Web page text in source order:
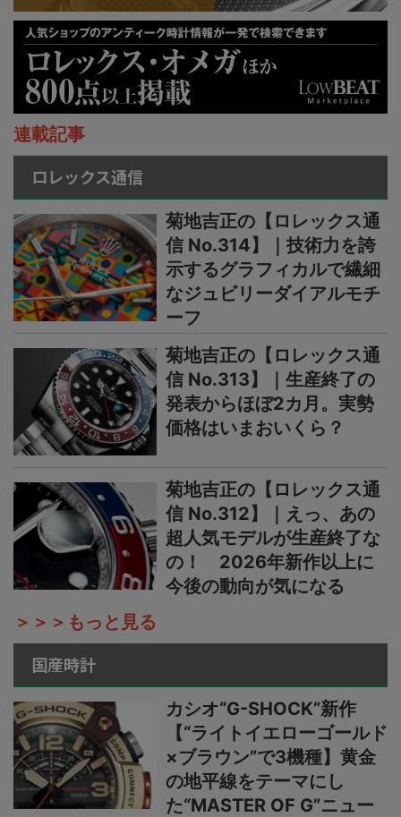
連載記事
ロレックス通信
菊地吉正の【ロレックス通
信 No.314】｜技術力を誇
示するグラフィカルで繊細
なジュビリーダイアルモチ
ーフ
菊地吉正の【ロレックス通
信 No.313】｜生産終了の
発表からほぼ2カ月。実勢
価格はいまおいくら？
菊地吉正の【ロレックス通
信 No.312】｜えっ、あの
超人気モデルが生産終了な
の！ 2026年新作以上に
今後の動向が気になる
＞＞＞もっと見る
国産時計
カシオ“G-SHOCK”新作
【“ライトイエローゴールド
×ブラウン”で3機種】黄金
の地平線をテーマにし
た“MASTER OF G”ニュー